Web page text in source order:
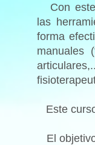
Con este
las
forma
manuales
Este
El